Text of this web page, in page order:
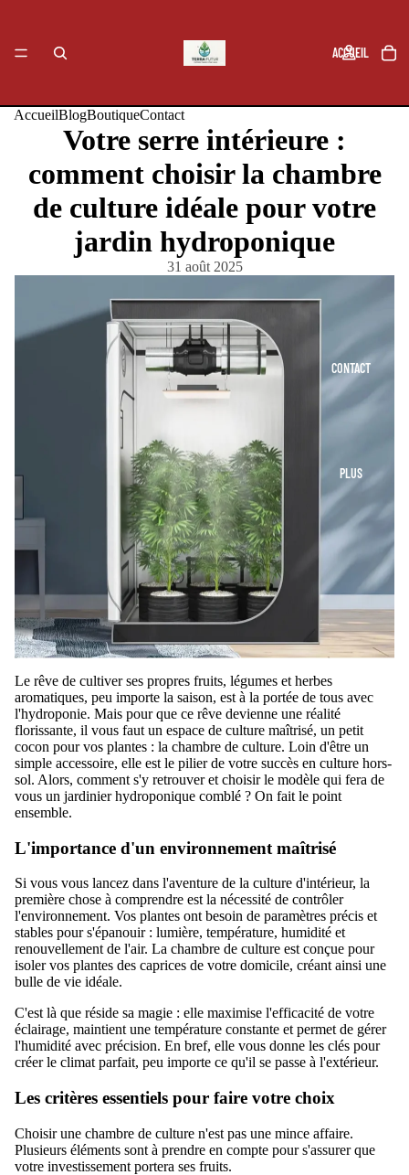
ACCUEIL
CONTACT
PLUS
AccueilBlogBoutiqueContact
Votre serre intérieure :
comment choisir la chambre
de culture idéale pour votre
jardin hydroponique
31 août 2025
Le rêve de cultiver ses propres fruits, légumes et herbes
aromatiques, peu importe la saison, est à la portée de tous avec
l'hydroponie. Mais pour que ce rêve devienne une réalité
florissante, il vous faut un espace de culture maîtrisé, un petit
cocon pour vos plantes : la chambre de culture. Loin d'être un
simple accessoire, elle est le pilier de votre succès en culture hors-
sol. Alors, comment s'y retrouver et choisir le modèle qui fera de
vous un jardinier hydroponique comblé ? On fait le point
ensemble.
L'importance d'un environnement maîtrisé
Si vous vous lancez dans l'aventure de la culture d'intérieur, la
première chose à comprendre est la nécessité de contrôler
l'environnement. Vos plantes ont besoin de paramètres précis et
stables pour s'épanouir : lumière, température, humidité et
renouvellement de l'air. La chambre de culture est conçue pour
isoler vos plantes des caprices de votre domicile, créant ainsi une
bulle de vie idéale.
C'est là que réside sa magie : elle maximise l'efficacité de votre
éclairage, maintient une température constante et permet de gérer
l'humidité avec précision. En bref, elle vous donne les clés pour
créer le climat parfait, peu importe ce qu'il se passe à l'extérieur.
Les critères essentiels pour faire votre choix
Choisir une chambre de culture n'est pas une mince affaire.
Plusieurs éléments sont à prendre en compte pour s'assurer que
votre investissement portera ses fruits.